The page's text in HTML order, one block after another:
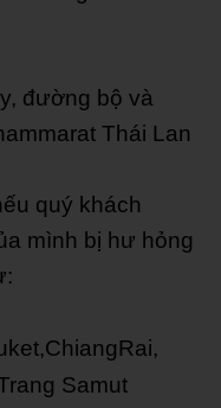
đường bộ và
Thái Lan
quý khách
mình bị hư hỏng
Samut